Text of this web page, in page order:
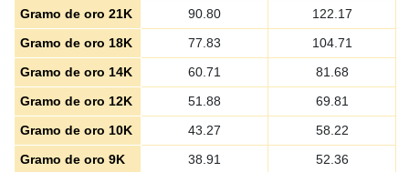
Gramo de oro 21K
90.80
122.17
Gramo de oro 18K
77.83
104.71
Gramo de oro 14K
60.71
81.68
Gramo de oro 12K
51.88
69.81
Gramo de oro 10K
43.27
58.22
Gramo de oro 9K
38.91
52.36